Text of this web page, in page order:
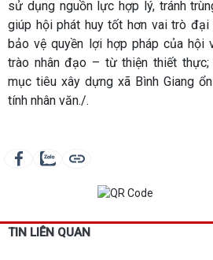
sử dụng nguồn lực hợp lý, tránh
giúp hội phát huy tốt hơn vai trò
bảo vệ quyền lợi hợp pháp của hội
trào nhân đạo – từ thiện thiết
mục tiêu xây dựng xã Bình Giang
tính nhân văn./.
TIN LIÊN QUAN